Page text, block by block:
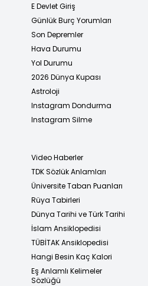
E Devlet Giriş
Günlük Burç Yorumları
Son Depremler
Hava Durumu
Yol Durumu
2026 Dünya Kupası
Astroloji
Instagram Dondurma
Instagram Silme
Video Haberler
TDK Sözlük Anlamları
Üniversite Taban Puanları
Rüya Tabirleri
Dünya Tarihi ve Türk Tarihi
İslam Ansiklopedisi
TÜBİTAK Ansiklopedisi
Hangi Besin Kaç Kalori
Eş Anlamlı Kelimeler
Sözlüğü